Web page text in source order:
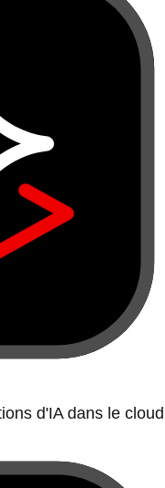
d'IA dans le cloud